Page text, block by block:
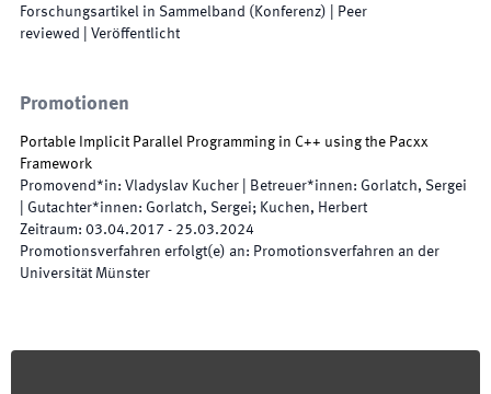
Forschungsartikel in Sammelband (Konferenz) | Peer
reviewed
Veröffentlicht
Promotionen
Portable Implicit Parallel Programming in C++ using the Pacxx
Framework
Promovend*in: Vladyslav Kucher Betreuer*innen: Gorlatch, Sergei
Gutachter*innen: Gorlatch, Sergei; Kuchen, Herbert
Zeitraum: 03.04.2017 - 25.03.2024
Promotionsverfahren erfolgt(e) an: Promotionsverfahren an der
Universität Münster